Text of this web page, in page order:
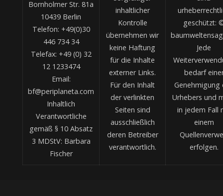
Bornholmer Str. 81a
10439 Berlin
Telefon: +49(0)30
446 734 34
Telefax: +49 (0) 32
12 1233474
Email:
bf@periplaneta.com
Inhaltlich
Verantwortliche
gemäß § 10 Absatz
3 MDStV: Barbara
Fischer
inhaltlicher
Kontrolle
übernehmen wir
keine Haftung
für die Inhalte
externer Links.
Für den Inhalt
der verlinkten
Seiten sind
ausschließlich
deren Betreiber
verantwortlich.
geschützt:
Jede
bedarf
Genehmigung
Urhebers und
in jedem Fall
einem
erfolgen.